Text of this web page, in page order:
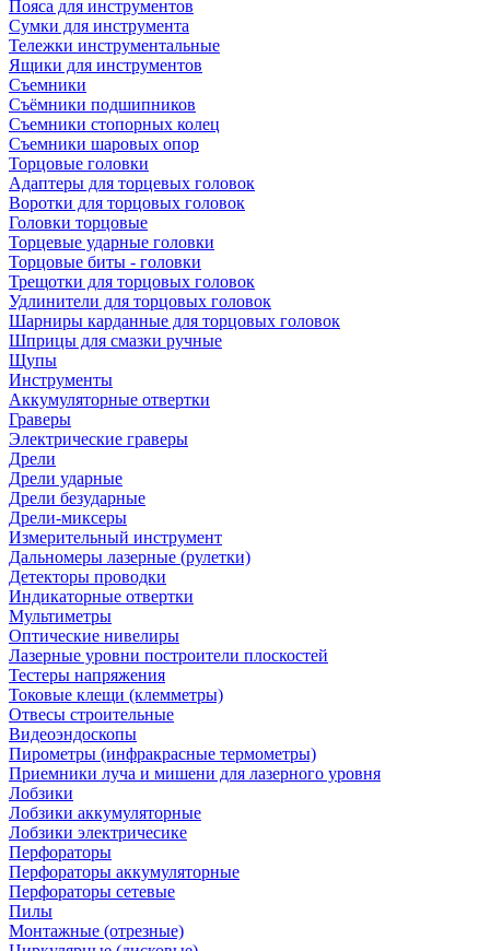
Пояса для инструментов
Сумки для инструмента
Тележки инструментальные
Ящики для инструментов
Съемники
Съёмники подшипников
Съемники стопорных колец
Съемники шаровых опор
Торцовые головки
Адаптеры для торцевых головок
Воротки для торцовых головок
Головки торцовые
Торцевые ударные головки
Торцовые биты - головки
Трещотки для торцовых головок
Удлинители для торцовых головок
Шарниры карданные для торцовых головок
Шприцы для смазки ручные
Щупы
Инструменты
Аккумуляторные отвертки
Граверы
Электрические граверы
Дрели
Дрели ударные
Дрели безударные
Дрели-миксеры
Измерительный инструмент
Дальномеры лазерные (рулетки)
Детекторы проводки
Индикаторные отвертки
Мультиметры
Оптические нивелиры
Лазерные уровни построители плоскостей
Тестеры напряжения
Токовые клещи (клемметры)
Отвесы строительные
Видеоэндоскопы
Пирометры (инфракрасные термометры)
Приемники луча и мишени для лазерного уровня
Лобзики
Лобзики аккумуляторные
Лобзики электричесике
Перфораторы
Перфораторы аккумуляторные
Перфораторы сетевые
Пилы
Монтажные (отрезные)